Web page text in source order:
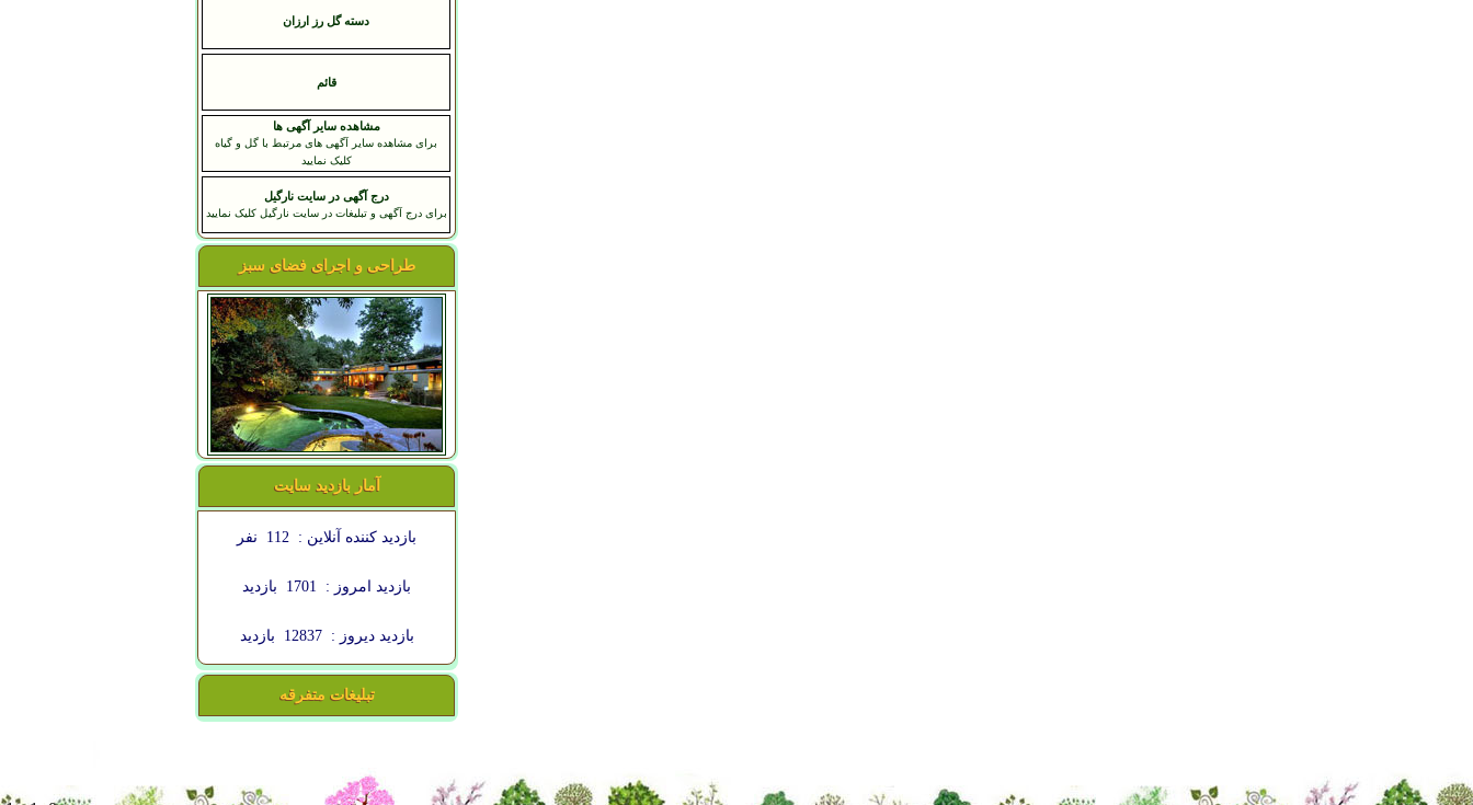
دسته گل رز ارزان
قائم
مشاهده سایر آگهی ها
برای مشاهده سایر آگهی های مرتبط با گل و گیاه
کلیک نمایید
درج آگهی در سایت نارگیل
برای درج آگهی و تبلیغات در سایت نارگیل کلیک نمایید
طراحی و اجرای فضای سبز
آمار بازدید سایت
بازدید کننده آنلاین : 112 نفر
بازدید امروز : 1701 بازدید
بازدید دیروز : 12837 بازدید
تبلیغات متفرقه